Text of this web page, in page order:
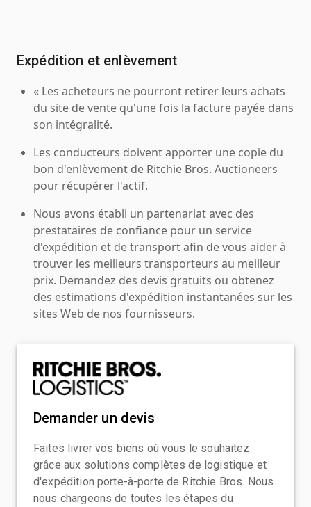
Expédition et enlèvement
« Les acheteurs ne pourront retirer leurs achats
du site de vente qu'une fois la facture payée dans
son intégralité.
Les conducteurs doivent apporter une copie du
bon d'enlèvement de Ritchie Bros. Auctioneers
pour récupérer l'actif.
Nous avons établi un partenariat avec des
prestataires de confiance pour un service
d'expédition et de transport afin de vous aider à
trouver les meilleurs transporteurs au meilleur
prix. Demandez des devis gratuits ou obtenez
des estimations d'expédition instantanées sur les
sites Web de nos fournisseurs.
Demander un devis
Faites livrer vos biens où vous le souhaitez
grâce aux solutions complètes de logistique et
d'expédition porte-à-porte de Ritchie Bros. Nous
nous chargeons de toutes les étapes du